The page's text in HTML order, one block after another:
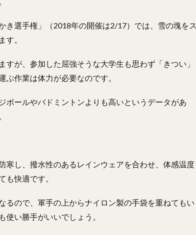
き選手権」（2018年の開催は2/17）では、雪の塊をス
す。
が、参加した屈強そうな大学生も思わず「きつい」
作業は体力が必要なのです。
ボールやバドミントンよりも高いというデータがあ
寒し、撥水性のあるレインウェアを合わせ、体感温度
も快適です。
るので、軍手の上からナイロン製の手袋を重ねてもい
い勝手がいいでしょう。